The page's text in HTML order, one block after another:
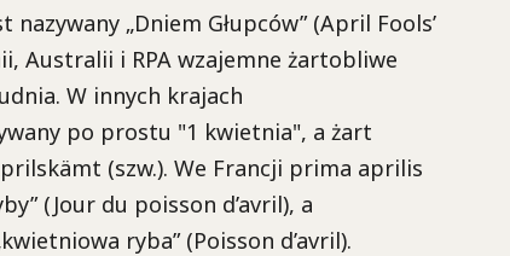
„Dniem Głupców” (April Fools’
Australii i RPA wzajemne żartobliwe
W innych krajach
po prostu "1 kwietnia", a żart
(szw.). We Francji prima aprilis
(Jour du poisson d’avril), a
ryba” (Poisson d’avril).